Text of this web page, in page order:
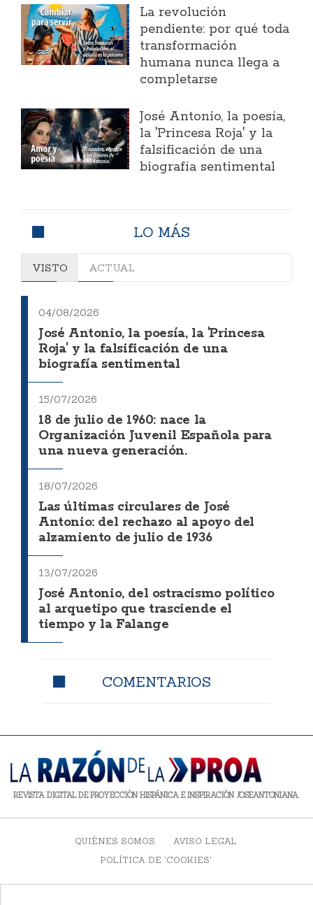
La revolución
pendiente: por qué toda
transformación
humana nunca llega a
completarse
José Antonio, la poesía,
la 'Princesa Roja' y la
falsificación de una
biografía sentimental
LO MÁS
VISTO ACTUAL
04/08/2026
José Antonio, la poesía, la 'Princesa
Roja' y la falsificación de una
biografía sentimental
15/07/2026
18 de julio de 1960: nace la
Organización Juvenil Española para
una nueva generación.
18/07/2026
Las últimas circulares de José
Antonio: del rechazo al apoyo del
alzamiento de julio de 1936
13/07/2026
José Antonio, del ostracismo político
al arquetipo que trasciende el
tiempo y la Falange
COMENTARIOS
REVISTA DIGITAL DE PROYECCIÓN HISPÁNICA E INSPIRACIÓN JOSEANTONIANA.
QUIÉNES SOMOS
AVISO LEGAL
POLÍTICA DE 'COOKIES'